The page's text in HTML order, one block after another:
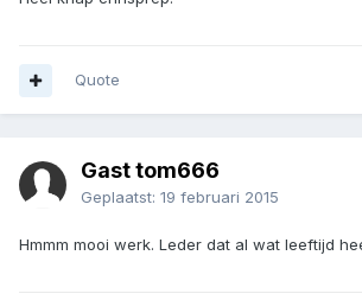
Quote
Gast tom666
Geplaatst: 19 februari 2015
Hmmm mooi werk. Leder dat al wat leeftijd